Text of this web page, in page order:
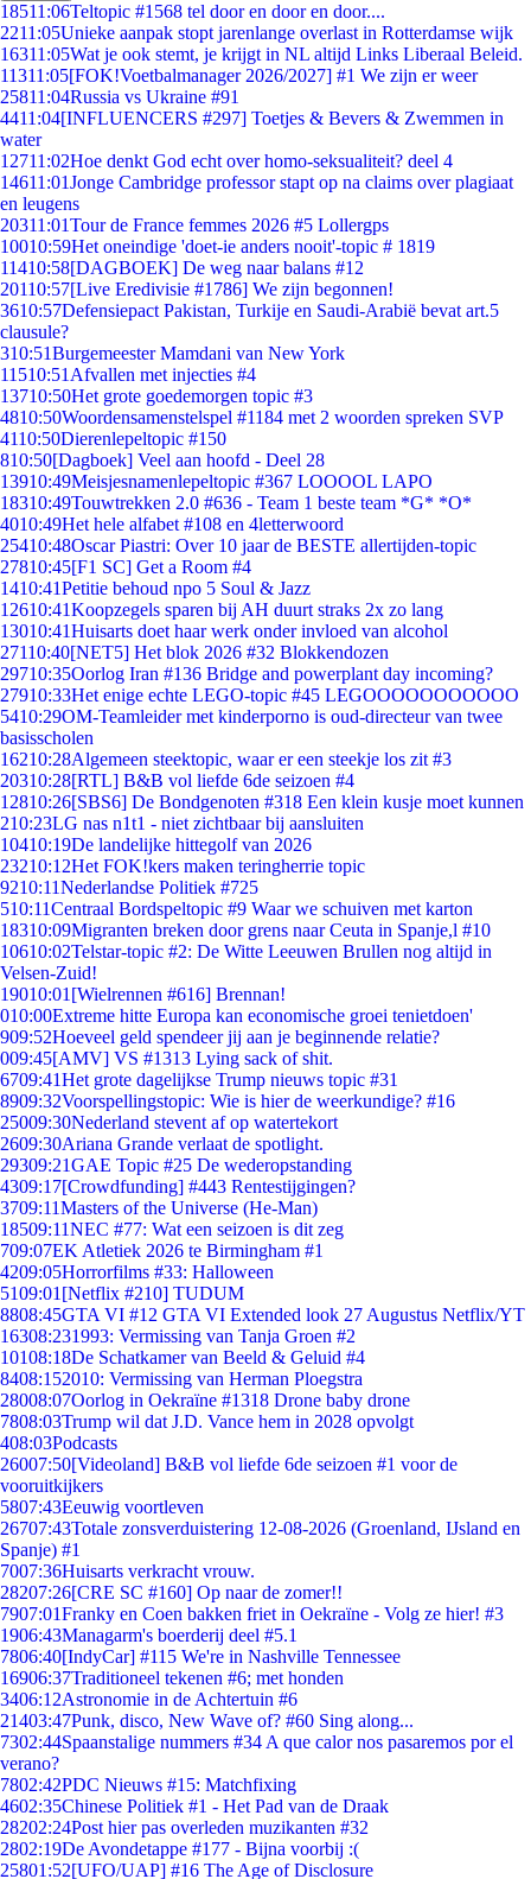
18511:06Teltopic #1568 tel door en door en door....
2211:05Unieke aanpak stopt jarenlange overlast in Rotterdamse wijk
16311:05Wat je ook stemt, je krijgt in NL altijd Links Liberaal Beleid.
11311:05[FOK!Voetbalmanager 2026/2027] #1 We zijn er weer
25811:04Russia vs Ukraine #91
4411:04[INFLUENCERS #297] Toetjes & Bevers & Zwemmen in
water
12711:02Hoe denkt God echt over homo-seksualiteit? deel 4
14611:01Jonge Cambridge professor stapt op na claims over plagiaat
en leugens
20311:01Tour de France femmes 2026 #5 Lollergps
10010:59Het oneindige 'doet-ie anders nooit'-topic # 1819
11410:58[DAGBOEK] De weg naar balans #12
20110:57[Live Eredivisie #1786] We zijn begonnen!
3610:57Defensiepact Pakistan, Turkije en Saudi-Arabië bevat art.5
clausule?
310:51Burgemeester Mamdani van New York
11510:51 Afvallen met injecties #4
13710:50Het grote goedemorgen topic #3
4810:50Woordensamenstelspel #1184 met 2 woorden spreken SVP
4110:50Dierenlepeltopic #150
810:50[Dagboek] Veel aan hoofd - Deel 28
13910:49Meisjesnamenlepeltopic #367 LOOOOL LAPO
18310:49Touwtrekken 2.0 #636 - Team 1 beste team *G* *O*
4010:49Het hele alfabet #108 en 4letterwoord
25410:48Oscar Piastri: Over 10 jaar de BESTE allertijden-topic
27810:45[F1 SC] Get a Room #4
1410:41Petitie behoud npo 5 Soul & Jazz
12610:41Koopzegels sparen bij AH duurt straks 2x zo lang
13010:41Huisarts doet haar werk onder invloed van alcohol
27110:40[NET5] Het blok 2026 #32 Blokkendozen
29710:35Oorlog Iran #136 Bridge and powerplant day incoming?
27910:33Het enige echte LEGO-topic #45 LEGOOOOOOOOOOO
5410:29OM-Teamleider met kinderporno is oud-directeur van twee
basisscholen
16210:28Algemeen steektopic, waar er een steekje los zit #3
20310:28[RTL] B&B vol liefde 6de seizoen #4
12810:26[SBS6] De Bondgenoten #318 Een klein kusje moet kunnen
210:23LG nas n1t1 - niet zichtbaar bij aansluiten
10410:19De landelijke hittegolf van 2026
23210:12Het FOK!kers maken teringherrie topic
9210:11Nederlandse Politiek #725
510:11Centraal Bordspeltopic #9 Waar we schuiven met karton
18310:09Migranten breken door grens naar Ceuta in Spanje,l #10
10610:02Telstar-topic #2: De Witte Leeuwen Brullen nog altijd in
Velsen-Zuid!
19010:01 [Wielrennen #616] Brennan!
010:00Extreme hitte Europa kan economische groei tenietdoen'
909:52Hoeveel geld spendeer jij aan je beginnende relatie?
009:45[AMV] VS #1313 Lying sack of shit.
6709:41Het grote dagelijkse Trump nieuws topic #31
8909:32Voorspellingstopic: Wie is hier de weerkundige? #16
25009:30Nederland stevent af op watertekort
2609:30Ariana Grande verlaat de spotlight.
29309:21GAE Topic #25 De wederopstanding
4309:17[Crowdfunding] #443 Rentestijgingen?
3709:11Masters of the Universe (He-Man)
18509:11NEC #77: Wat een seizoen is dit zeg
709:07EK Atletiek 2026 te Birmingham #1
4209:05Horrorfilms #33: Halloween
5109:01 [Netflix #210] TUDUM
8808:45GTA VI #12 GTA VI Extended look 27 Augustus Netflix/YT
16308:231993: Vermissing van Tanja Groen #2
10108:18De Schatkamer van Beeld & Geluid #4
8408:152010: Vermissing van Herman Ploegstra
28008:07Oorlog in Oekraïne #1318 Drone baby drone
7808:03Trump wil dat J.D. Vance hem in 2028 opvolgt
408:03Podcasts
26007:50[Videoland] B&B vol liefde 6de seizoen #1 voor de
vooruitkijkers
5807:43Eeuwig voortleven
26707:43Totale zonsverduistering 12-08-2026 (Groenland, IJsland en
Spanje) #1
7007:36Huisarts verkracht vrouw.
28207:26[CRE SC #160] Op naar de zomer!!
7907:01Franky en Coen bakken friet in Oekraïne - Volg ze hier! #3
1906:43Managarm's boerderij deel #5.1
7806:40[IndyCar] #115 We're in Nashville Tennessee
16906:37Traditioneel tekenen #6; met honden
3406:12Astronomie in de Achtertuin #6
21403:47Punk, disco, New Wave of? #60 Sing along...
7302:44Spaanstalige nummers #34 A que calor nos pasaremos por el
verano?
7802:42PDC Nieuws #15: Matchfixing
4602:35Chinese Politiek #1 - Het Pad van de Draak
28202:24Post hier pas overleden muzikanten #32
2802:19De Avondetappe #177 - Bijna voorbij :(
25801:52[UFO/UAP] #16 The Age of Disclosure